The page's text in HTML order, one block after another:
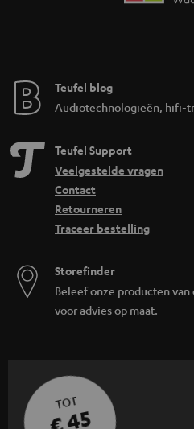
Teufel blog
Audiotechnologieën, hifi-
Teufel Support
Veelgestelde vragen
Contact
Retourneren
Traceer bestelling
Storefinder
Beleef onze producten
voor advies op maat.
TOT
€ 45